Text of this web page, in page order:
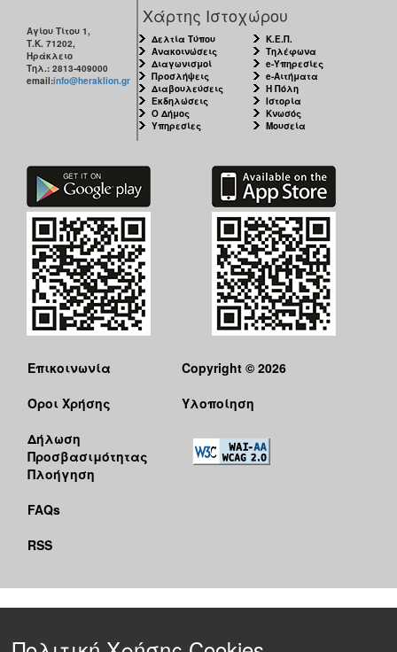
Αγίου Τίτου 1,
Τ.Κ. 71202,
Ηράκλειο
Τηλ.: 2813-409000
email:info@heraklion.gr
Χάρτης Ιστοχώρου
Δελτία Τύπου
Ανακοινώσεις
Διαγωνισμοί
Προσλήψεις
Διαβουλεύσεις
Εκδηλώσεις
Ο Δήμος
Υπηρεσίες
Κ.Ε.Π.
Τηλέφωνα
e-Υπηρεσίες
e-Αιτήματα
Η Πόλη
Ιστορία
Κνωσός
Μουσεία
Επικοινωνία
Όροι Χρήσης
Δήλωση
Προσβασιμότητας
Πλοήγηση
FAQs
RSS
Copyright © 2026
Υλοποίηση